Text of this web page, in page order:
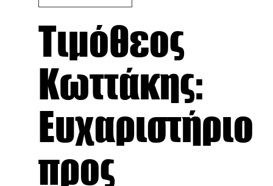
Τιμόθεος
Κωττάκης:
Ευχαριστήριο
προς